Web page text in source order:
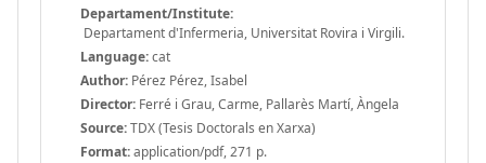
Departament/Institute:
Departament d'Infermeria, Universitat Rovira i Virgili.
Language:cat
Author: Pérez Pérez, Isabel
Director: Ferré i Grau, Carme, Pallarès Martí, Àngela
Source:TDX (Tesis Doctorals en Xarxa)
Format:application/pdf, 271 p.